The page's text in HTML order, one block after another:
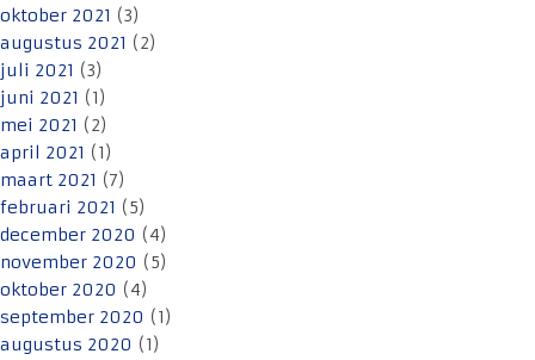
oktober 2021 (3)
augustus 2021 (2)
juli 2021 (3)
juni 2021 (1)
mei 2021 (2)
april 2021 (1)
maart 2021 (7)
februari 2021 (5)
december 2020 (4)
november 2020 (5)
oktober 2020 (4)
september 2020 (1)
augustus 2020 (1)